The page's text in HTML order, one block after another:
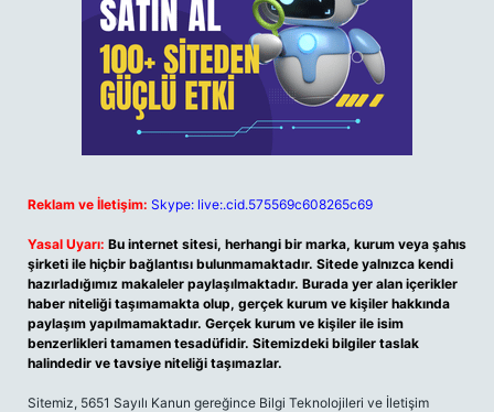
Reklam ve İletişim: Skype: live:.cid.575569c608265c69
Yasal Uyarı: Bu internet sitesi, herhangi bir marka, kurum veya şahıs
şirketi ile hiçbir bağlantısı bulunmamaktadır. Sitede yalnızca kendi
hazırladığımız makaleler paylaşılmaktadır. Burada yer alan içerikler
haber niteliği taşımamakta olup, gerçek kurum ve kişiler hakkında
paylaşım yapılmamaktadır. Gerçek kurum ve kişiler ile isim
benzerlikleri tamamen tesadüfidir. Sitemizdeki bilgiler taslak
halindedir ve tavsiye niteliği taşımazlar.
Sitemiz, 5651 Sayılı Kanun gereğince Bilgi Teknolojileri ve İletişim